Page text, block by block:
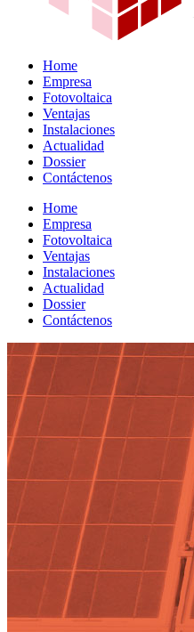
Home
Empresa
Fotovoltaica
Ventajas
Instalaciones
Actualidad
Dossier
Contáctenos
Home
Empresa
Fotovoltaica
Ventajas
Instalaciones
Actualidad
Dossier
Contáctenos